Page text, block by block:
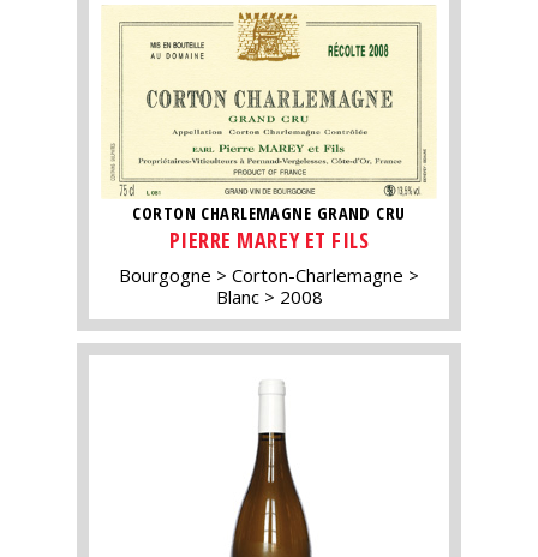
CORTON CHARLEMAGNE GRAND CRU
PIERRE MAREY ET FILS
Bourgogne
Corton-Charlemagne
Blanc
2008